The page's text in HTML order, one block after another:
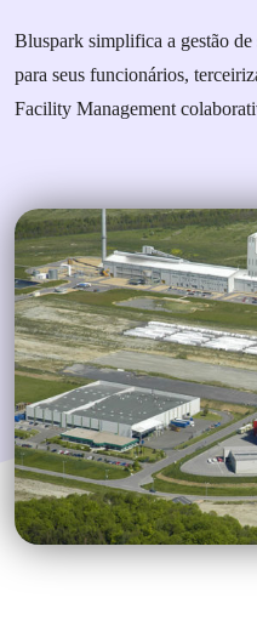
Bluspark simplifica a gestão
para seus funcionários,
Facility Management